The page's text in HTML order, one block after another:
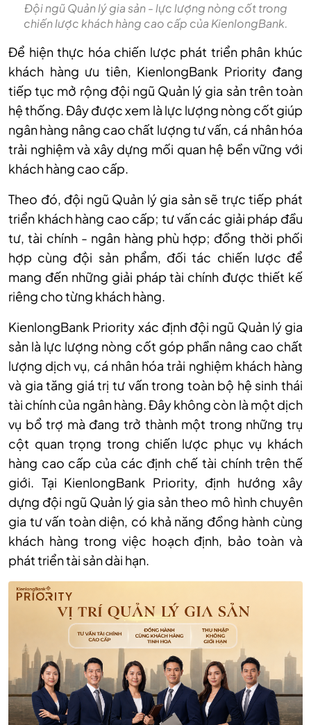
Đội ngũ Quản lý gia sản - lực lượng nòng cốt trong
chiến lược khách hàng cao cấp của KienlongBank.
Để hiện thực hóa chiến lược phát triển phân khúc
khách hàng ưu tiên, KienlongBank Priority đang
tiếp tục mở rộng đội ngũ Quản lý gia sản trên toàn
hệ thống. Đây được xem là lực lượng nòng cốt giúp
ngân hàng nâng cao chất lượng tư vấn, cá nhân hóa
trải nghiệm và xây dựng mối quan hệ bền vững với
khách hàng cao cấp.
Theo đó, đội ngũ Quản lý gia sản sẽ trực tiếp phát
triển khách hàng cao cấp; tư vấn các giải pháp đầu
tư, tài chính - ngân hàng phù hợp; đồng thời phối
hợp cùng đội sản phẩm, đối tác chiến lược để
mang đến những giải pháp tài chính được thiết kế
riêng cho từng khách hàng.
KienlongBank Priority xác định đội ngũ Quản lý gia
sản là lực lượng nòng cốt góp phần nâng cao chất
lượng dịch vụ, cá nhân hóa trải nghiệm khách hàng
và gia tăng giá trị tư vấn trong toàn bộ hệ sinh thái
tài chính của ngân hàng. Đây không còn là một dịch
vụ bổ trợ mà đang trở thành một trong những trụ
cột quan trọng trong chiến lược phục vụ khách
hàng cao cấp của các định chế tài chính trên thế
giới. Tại KienlongBank Priority, định hướng xây
dựng đội ngũ Quản lý gia sản theo mô hình chuyên
gia tư vấn toàn diện, có khả năng đồng hành cùng
khách hàng trong việc hoạch định, bảo toàn và
phát triển tài sản dài hạn.